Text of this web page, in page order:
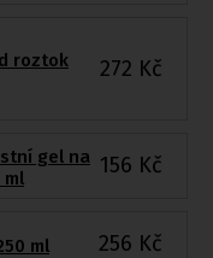
roztok
272 Kč
gel na
ml
156 Kč
ml 256 Kč